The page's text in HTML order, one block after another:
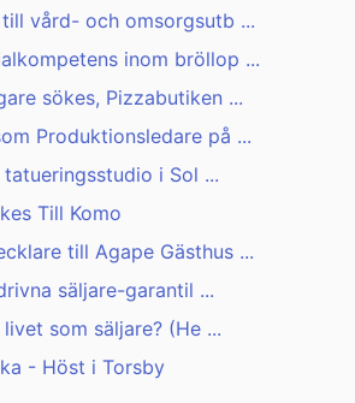
vård- och omsorgsutb ...
inom bröllop ...
sökes, Pizzabutiken ...
Produktionsledare på ...
i Sol ...
Till Komo
till Agape Gästhus ...
säljare-garantil ...
som säljare? (He ...
- Höst i Torsby